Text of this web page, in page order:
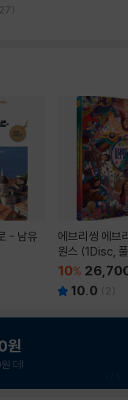
27)
- 남유
에브리씽 에브
원스 (1Disc,
판) : 블루레이
10%
10.0 ( 2)
원
더!